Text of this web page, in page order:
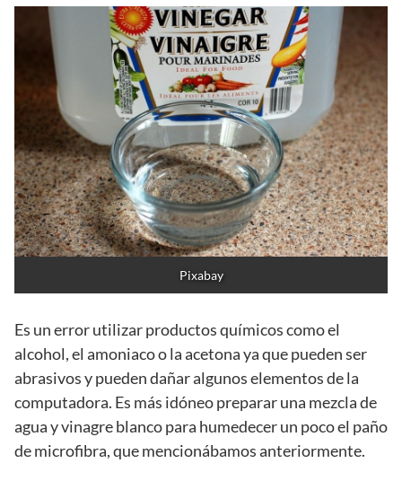
Pixabay
Es un error utilizar productos químicos como el
alcohol, el amoniaco o la acetona ya que pueden ser
abrasivos y pueden dañar algunos elementos de la
computadora. Es más idóneo preparar una mezcla de
agua y vinagre blanco para humedecer un poco el paño
de microfibra, que mencionábamos anteriormente.